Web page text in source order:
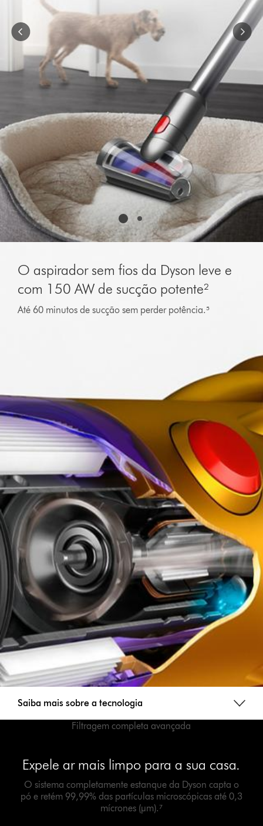
O aspirador sem fios da Dyson leve e
com 150 AW de sucção potente²
Até 60 minutos de sucção sem perder potência.⁵
Saiba mais sobre a tecnologia
Filtragem completa avançada
Expele ar mais limpo para a sua casa.
O sistema completamente estanque da Dyson capta o
pó e retém 99,99% das partículas microscópicas até 0,3
mícrones (µm).⁷